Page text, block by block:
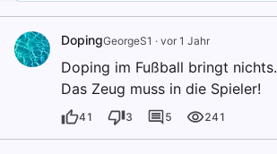
DopingGeorgeS1 · vor 1 Jahr
Doping im Fußball bringt nichts.
Das Zeug muss in die Spieler!
41 3 5 241